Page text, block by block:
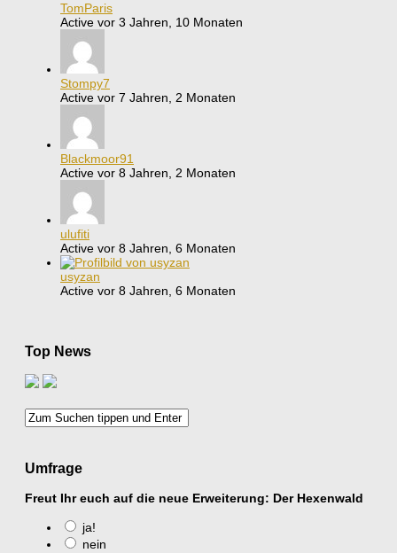
TomParis
Active vor 3 Jahren, 10 Monaten
Stompy7
Active vor 7 Jahren, 2 Monaten
Blackmoor91
Active vor 8 Jahren, 2 Monaten
ulufiti
Active vor 8 Jahren, 6 Monaten
usyzan
Active vor 8 Jahren, 6 Monaten
Top News
Umfrage
Freut Ihr euch auf die neue Erweiterung: Der Hexenwald
ja!
nein